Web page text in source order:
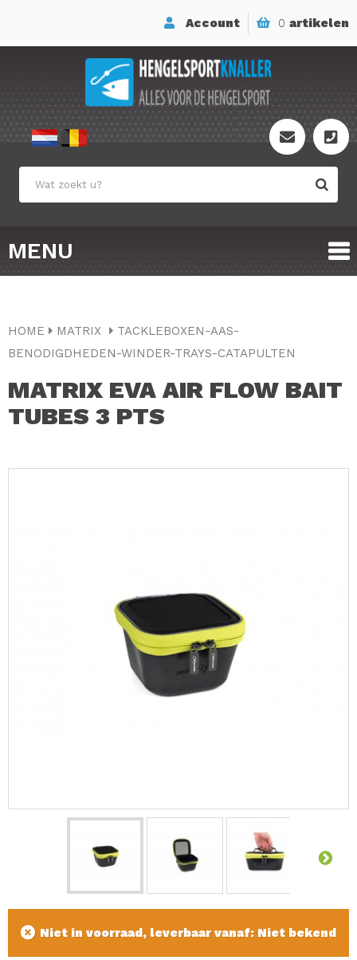
0 artikelen
Account
MENU
HOME MATRIX
TACKLEBOXEN-AAS-
BENODIGDHEDEN-WINDER-TRAYS-CATAPULTEN
MATRIX EVA AIR FLOW BAIT
TUBES 3 PTS
Niet in voorraad, leverbaar vanaf: Niet bekend